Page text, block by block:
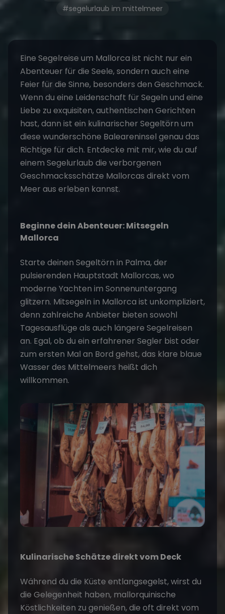
#segelurlaub im mittelmeer
Eine Segelreise um Mallorca ist nicht nur ein
Abenteuer für die Seele, sondern auch eine
Feier für die Sinne, besonders den Geschmack.
Wenn du eine Leidenschaft für Segeln und eine
Liebe zu exquisiten, authentischen Gerichten
hast, dann ist ein kulinarischer Segeltörn um
diese wunderschöne Baleareninsel genau das
Richtige für dich. Entdecke mit mir, wie du auf
einem Segelurlaub die verborgenen
Geschmacksschätze Mallorcas direkt vom
Meer aus erleben kannst.
Beginne dein Abenteuer:Mitsegeln
Mallorca
Starte deinen Segeltörn in Palma, der
pulsierenden Hauptstadt Mallorcas, wo
moderne Yachten im Sonnenuntergang
glitzern. Mitsegeln in Mallorca ist unkompliziert,
denn zahlreiche Anbieter bieten sowohl
Tagesausflüge als auch längere Segelreisen
an. Egal, ob du ein erfahrener Segler bist oder
zum ersten Mal an Bord gehst, das klare blaue
Wasser des Mittelmeers heißt dich
willkommen.
Kulinarische Schätze direkt vom Deck
Während du die Küste entlangsegelst, wirst du
die Gelegenheit haben, mallorquinische
Köstlichkeiten zu genießen, die oft direkt vom